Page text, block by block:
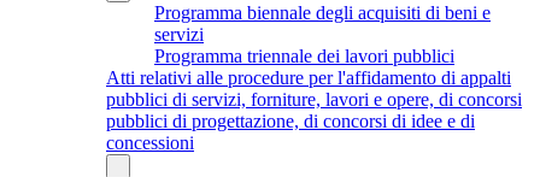
Programma biennale degli acquisiti di beni e
servizi
Programma triennale dei lavori pubblici
Atti relativi alle procedure per l'affidamento di appalti
pubblici di servizi, forniture, lavori e opere, di concorsi
pubblici di progettazione, di concorsi di idee e di
concessioni